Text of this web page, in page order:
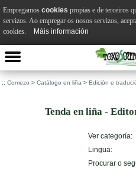
:: Comezo > Catálogo en liña > Edición e
Tenda en liña -
Ver categoría:
Lingua:
Procurar o
Empregamos cookies propias e de terceiros
servizos. Ao empregar os nosos servizos,
cookies.
Máis información